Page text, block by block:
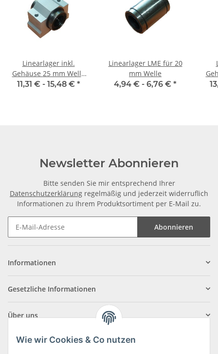
Linearlager inkl.
Gehäuse 25 mm Welle
SCS
11,31 € - 15,48 € *
Linearlager LME für 20
mm Welle
4,94 € - 6,76 € *
Newsletter Abonnieren
Bitte senden Sie mir entsprechend Ihrer
Datenschutzerklärung regelmäßig und jederzeit widerruflich
Informationen zu Ihrem Produktsortiment per E-Mail zu.
Abonnieren
Informationen
Gesetzliche Informationen
Über uns
Wie wir Cookies & Co nutzen